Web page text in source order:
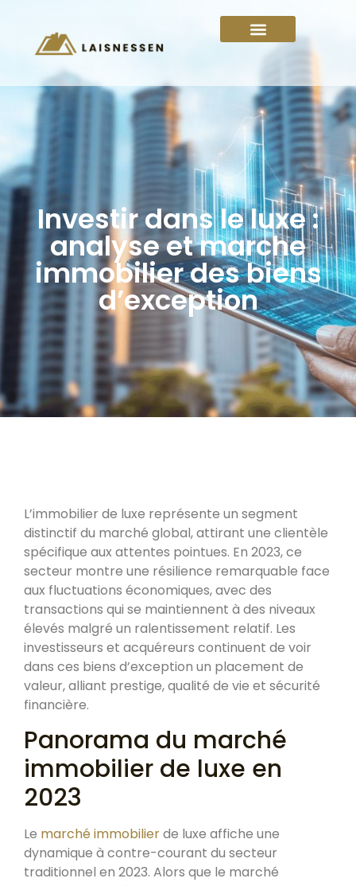
Investir dans le luxe :
analyse et marche
immobilier des biens
d’exception
L’immobilier de luxe représente un segment
distinctif du marché global, attirant une clientèle
spécifique aux attentes pointues. En 2023, ce
secteur montre une résilience remarquable face
aux fluctuations économiques, avec des
transactions qui se maintiennent à des niveaux
élevés malgré un ralentissement relatif. Les
investisseurs et acquéreurs continuent de voir
dans ces biens d’exception un placement de
valeur, alliant prestige, qualité de vie et sécurité
financière.
Panorama du marché
immobilier de luxe en
2023
Le marché immobilierde luxe affiche une
dynamique à contre-courant du secteur
traditionnel en 2023. Alors que le marché